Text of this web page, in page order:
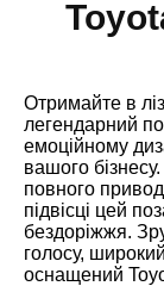
Отримайте в
легендарний
емоційному
вашого
повного
підвісці цей
бездоріжжя.
голосу,
оснащений